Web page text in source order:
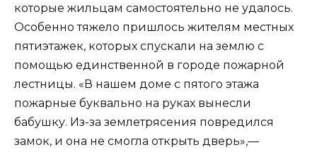
которые жильцам самостоятельно не удалось.
Особенно тяжело пришлось жителям местных
пятиэтажек, которых спускали на землю с
помощью единственной в городе пожарной
лестницы. «В нашем доме с пятого этажа
пожарные буквально на руках вынесли
бабушку. Из-за землетрясения повредился
замок, и она не смогла открыть дверь»,—